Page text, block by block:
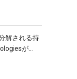
解される持
が...